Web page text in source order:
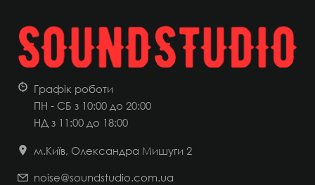
Графік роботи
ПН - СБ з 10:00 до 20:00
НД з 11:00 до 18:00
м.Київ, Олександра Мишуги 2
noise@soundstudio.com.ua